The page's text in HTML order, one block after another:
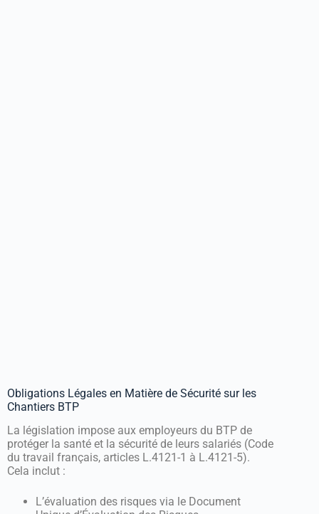
Obligations Légales en Matière de Sécurité sur les
Chantiers BTP
La législation impose aux employeurs du BTP de
protéger la santé et la sécurité de leurs salariés (Code
du travail français, articles L.4121-1 à L.4121-5).
Cela inclut :
L’évaluation des risques via le Document